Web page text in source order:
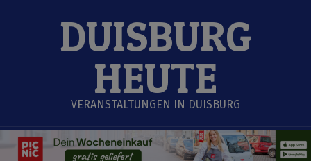
DUISBURG
HEUTE
VERANSTALTUNGEN IN DUISBURG